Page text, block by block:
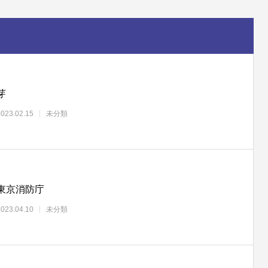
未分類
京消防庁
未分類